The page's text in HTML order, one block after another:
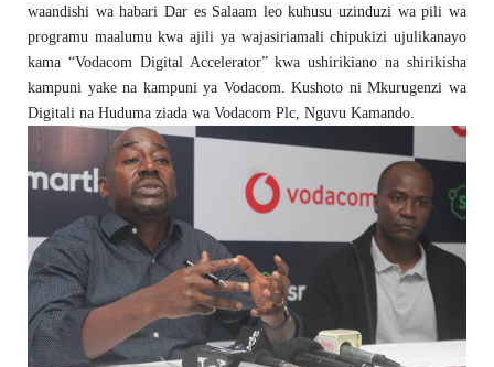
waandishi wa habari Dar es Salaam leo kuhusu uzinduzi wa pili wa
programu maalumu kwa ajili ya wajasiriamali chipukizi ujulikanayo
kama “Vodacom Digital Accelerator” kwa ushirikiano na shirikisha
kampuni yake na kampuni ya Vodacom. Kushoto ni Mkurugenzi wa
Digitali na Huduma ziada wa Vodacom Plc, Nguvu Kamando.